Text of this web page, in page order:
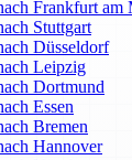
Frankfurt am
Stuttgart
Düsseldorf
Leipzig
Dortmund
Essen
Bremen
Hannover